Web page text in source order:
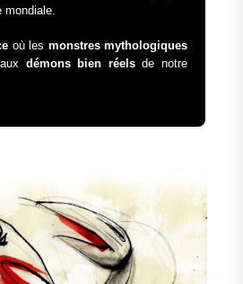
mondiale.
où les monstres mythologiques
démons bien réelsde notre